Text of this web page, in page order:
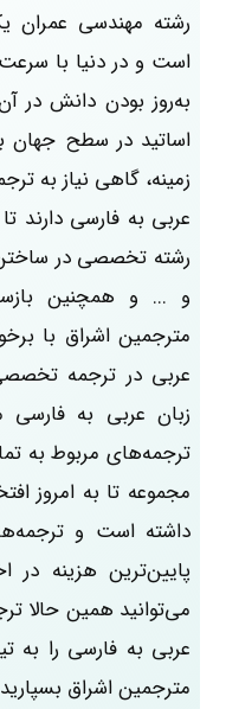
رشته مهندسی عمران
است و در دنیا با
به‌روز بودن دانش در
اساتید در سطح جهان
زمینه، گاهی نیاز به
عربی به فارسی دارند
رشته تخصصی در ساختن
و ... و همچنین
مترجمین اشراق با
عربی در ترجمه
زبان عربی به فارسی
ترجمه‌های مربوط به
داشته است و
پایین‌ترین هزینه در
می‌توانید همین حالا
عربی به فارسی را به
مترجمین اشراق